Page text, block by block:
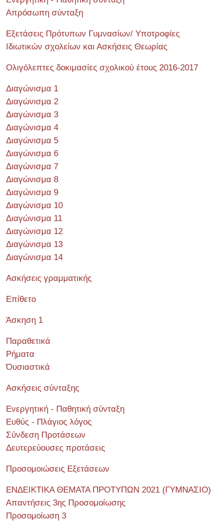
Απρόσωπη σύνταξη
Εξετάσεις Πρότυπων Γυμνασίων/ Υποτροφίες
Ιδιωτικών σχολείων και Ασκήσεις Θεωρίας
Ολιγόλεπτες δοκιμασίες σχολικού έτους 2016-2017
Διαγώνισμα 1
Διαγώνισμα 2
Διαγώνισμα 3
Διαγώνισμα 4
Διαγώνισμα 5
Διαγώνισμα 6
Διαγώνισμα 7
Διαγώνισμα 8
Διαγώνισμα 9
Διαγώνισμα 10
Διαγώνισμα 11
Διαγώνισμα 12
Διαγώνισμα 13
Διαγώνισμα 14
Ασκήσεις γραμματικής
Επίθετο
Άσκηση 1
Παραθετικά
Ρήματα
Όυσιαστικά
Ασκήσεις σύνταξης
Ενεργητική - Παθητική σύνταξη
Ευθύς - Πλάγιος λόγος
Σύνδεση Προτάσεων
Δευτερεύουσες προτάσεις
Προσομοιώσεις Εξετάσεων
ΕΝΔΕΙΚΤΙΚΑ ΘΕΜΑΤΑ ΠΡΟΤΥΠΩΝ 2021 (ΓΥΜΝΑΣΙΟ)
Απαντήσεις 3ης Προσομοίωσης
Προσομοίωση 3